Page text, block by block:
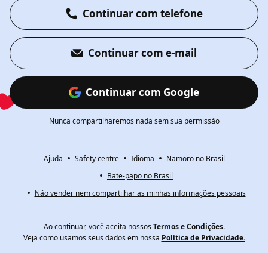
Continuar com telefone
Continuar com e-mail
Continuar com Google
Nunca compartilharemos nada sem sua permissão
Ajuda Safety centre Idioma
Namoro no Brasil
Bate-papo no Brasil
Não vender nem compartilhar as minhas informações pessoais
Ao continuar, você aceita nossosTermos e Condições.
Veja como usamos seus dados em nossa Política de Privacidade.